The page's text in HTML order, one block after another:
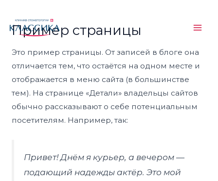
Перейти
Пример страницы
Это пример страницы. От записей в блоге она
отличается тем, что остаётся на одном месте и
отображается в меню сайта (в большинстве
тем). На странице «Детали» владельцы сайтов
обычно рассказывают о себе потенциальным
посетителям. Например, так:
Привет! Днём я курьер, а вечером —
подающий надежды актёр. Это мой